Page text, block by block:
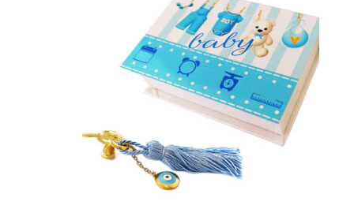
ΔΙΑΒΆΣΤΕ ΠΕΡΙΣΣΌΤΕΡΑ